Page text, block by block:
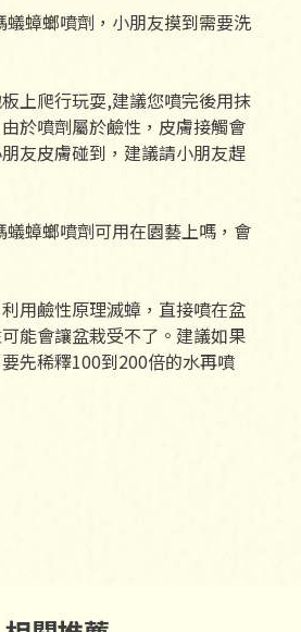
蟻蟑螂噴劑，小朋友摸到需要洗
上爬行玩耍,建議您噴完後用抹
於噴劑屬於鹼性，皮膚接觸會
友皮膚碰到，建議請小朋友趕
蟻蟑螂噴劑可用在園藝上嗎，會
用鹼性原理滅蟑，直接噴在盆
能會讓盆栽受不了。建議如果
先稀釋100到200倍的水再噴